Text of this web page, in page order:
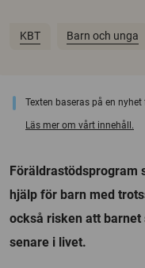
KBT Barn och unga
Texten baseras på en nyhet
Läs mer om vårt innehåll.
Föräldrastödsprogram
hjälp för barn med
också risken att
senare i livet.